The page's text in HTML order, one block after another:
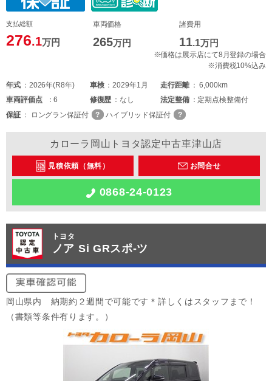
支払総額
276.1万円
車両価格
265万円
諸費用
11.1万円
※価格は展示店にて8月登録の場合
※消費税10%込み
年式 2026年(R8年) 車検 2029年1月 走行距離
6,000km
車両評価点 6 修復歴 なし 法定整備
定期点検整備付
保証
ロングラン保証付 ハイブリッド保証付
カローラ岡山トヨタ認定中古車津山店
見積依頼（無料） お問合せ
0868-24-0123
トヨタ
ノア Si GRスポ-ツ
岡山県内 納期約２週間で可能です＊詳しくはスタッフまで！
（書類等条件有ります。）